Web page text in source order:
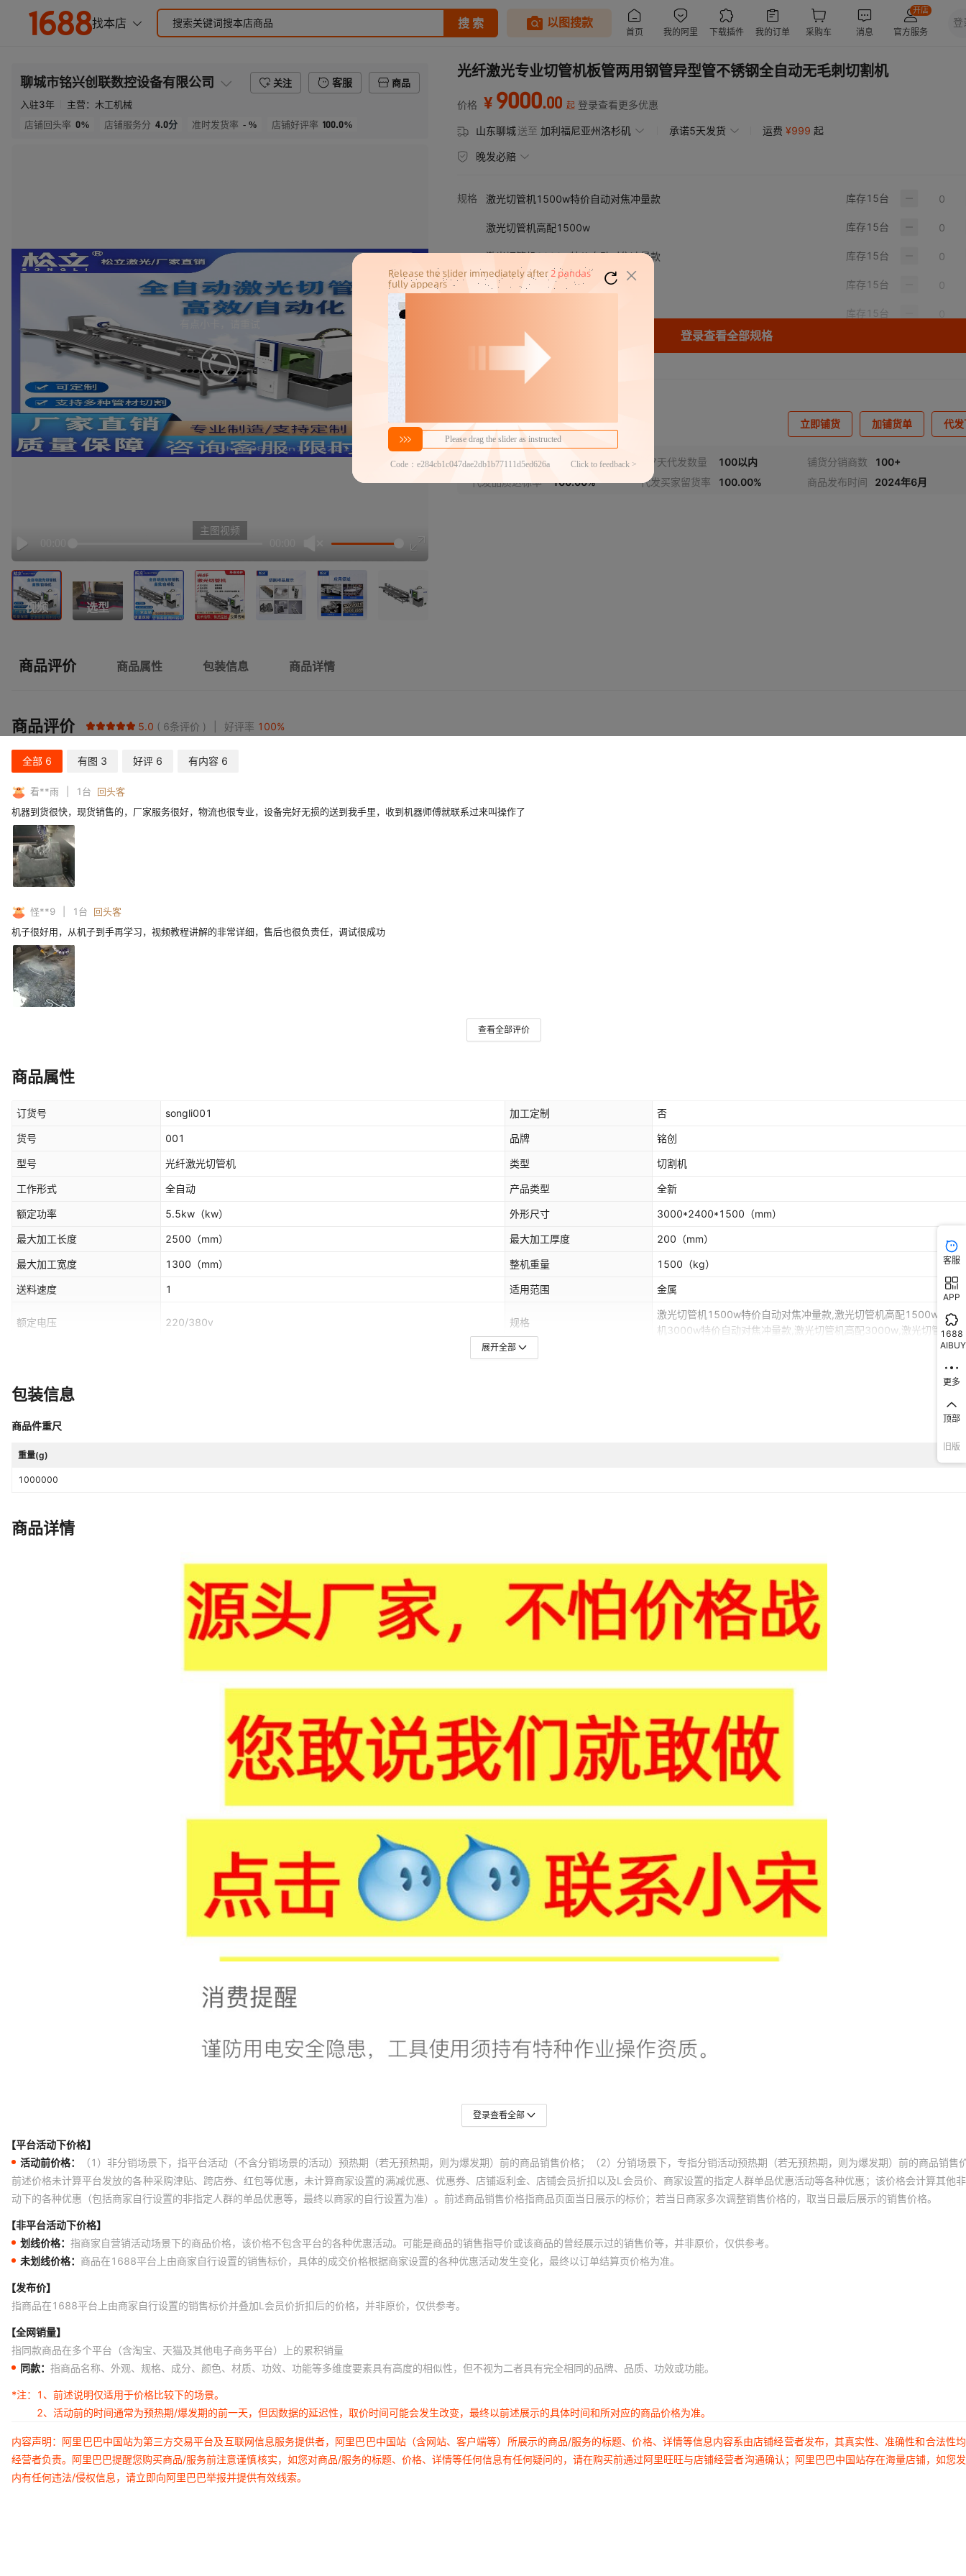
聊城市铭兴创联数控设备有限公司 关注 客服
商品
入驻3年 主营： 木工机械
店铺回头率 0% 店铺服务分 4.0分 准时发货率 - % 店铺好评率 100.0%
retry
Play
主图视频
视频 选型
光纤激光专业切管机板管两用钢管异型管不锈钢全自动无毛刺切割机
价格 ¥ 9000.00 起 登录查看更多优惠
山东聊城送至 加利福尼亚州洛杉矶 承诺5天发货 运费 ¥999 起
晚发必赔
规格 激光切管机1500w特价自动对焦冲量款 库存15台
激光切管机高配1500w 库存15台
激光切管机3000w特价自动对焦冲量款 库存15台
激光切管机高配3000w 库存15台
库存 15 台
登录查看全部规格
1件价格￥9000 官方仓退货 立即铺货 加铺货单 代
近30天代发数量 100以内 近7天代发数量 100以内 铺货分销商数
100+
代发品质达标率
100.00% 代发买家留货率 100.00% 商品发布时间 2024年6月
商品评价 商品属性 包装信息 商品详情
商品评价 5.0 6条评价 好评率 100%
全部 6 有图 3 好评 6 有内容 6
看**雨 1台
回头客
机器到货很快，现货销售的，厂家服务很好，物流也很专业，设备完好无损的送到我手里，收到机器师傅就联系过来叫操作了
怪**9 1台
回头客
机子很好用，从机子到手再学习，视频教程讲解的非常详细，售后也很负责任，调试很成功
查看全部评价
商品属性
订货号 songli001 加工定制 否
货号 001 品牌 铭创
型号 光纤激光切管机 类型 切割机
工作形式 全自动 产品类型 全新
额定功率 5.5kw （kw） 外形尺寸 3000*2400*1500 （mm）
最大加工长度 2500 （mm） 最大加工厚度 200 （mm）
最大加工宽度 1300 （mm） 整机重量 1500 （kg）
送料速度 1 适用范围 金属
额定电压 220/380v 规格
激光切管机1500w特价自动对焦冲量款,激光切管机高配1500w,激光
机3000w特价自动对焦冲量款,激光切管机高配3000w,激光切管机预
展开全部
包装信息
商品件重尺
重量(g)
1000000
商品详情
登录查看全部
【平台活动下价格】
活动前价格：
（1）非分销场景下，指平台活动（不含分销场景的活动）预热期（若无预热期，则为爆发期）前的商品销售价格；（2）分销场景下，专指分销活动预热期（若无预热期，则为爆发期）前的商品销售
前述价格未计算平台发放的各种采购津贴、跨店券、红包等优惠，未计算商家设置的满减优惠、优惠券、店铺返利金、店铺会员折扣以及L会员价、商家设置的指定人群单品优惠活动等各种优惠；该价格会计算其他
动下的各种优惠（包括商家自行设置的非指定人群的单品优惠等，最终以商家的自行设置为准）。前述商品销售价格指商品页面当日展示的标价；若当日商家多次调整销售价格的，取当日最后展示的销售价格。
【非平台活动下价格】
划线价格： 指商家自营销活动场景下的商品价格，该价格不包含平台的各种优惠活动。可能是商品的销售指导价或该商品的曾经展示过的销售价等，并非原价，仅供参考。
未划线价格： 商品在1688平台上由商家自行设置的销售标价，具体的成交价格根据商家设置的各种优惠活动发生变化，最终以订单结算页价格为准。
【发布价】
指商品在1688平台上由商家自行设置的销售标价并叠加L会员价折扣后的价格，并非原价，仅供参考。
【全网销量】
指同款商品在多个平台（含淘宝、天猫及其他电子商务平台）上的累积销量
同款： 指商品名称、外观、规格、成分、颜色、材质、功效、功能等多维度要素具有高度的相似性，但不视为二者具有完全相同的品牌、品质、功效或功能。
*注：
1、前述说明仅适用于价格比较下的场景。
2、活动前的时间通常为预热期/爆发期的前一天，但因数据的延迟性，取价时间可能会发生改变，最终以前述展示的具体时间和所对应的商品价格为准。
内容声明：阿里巴巴中国站为第三方交易平台及互联网信息服务提供者，阿里巴巴中国站（含网站、客户端等）所展示的商品/服务的标题、价格、详情等信息内容系由店铺经营者发布，其真实性、准确性和合法性
经营者负责。阿里巴巴提醒您购买商品/服务前注意谨慎核实，如您对商品/服务的标题、价格、详情等任何信息有任何疑问的，请在购买前通过阿里旺旺与店铺经营者沟通确认；阿里巴巴中国站存在海量店铺，如您
内有任何违法/侵权信息，请立即向阿里巴巴举报并提供有效线索。
客服
APP
1688
AIBUY
更多
顶部
旧版